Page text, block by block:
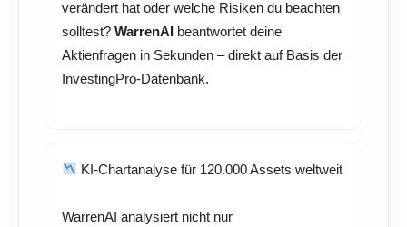
verändert hat oder welche Risiken du beachten
solltest? WarrenAI beantwortet deine
Aktienfragen in Sekunden – direkt auf Basis der
InvestingPro-Datenbank.
KI-Chartanalyse für 120.000 Assets weltweit
WarrenAI analysiert nicht nur